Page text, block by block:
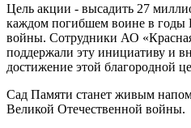
Цель акции - высадить 27
каждом погибшем воине в годы
войны. Сотрудники АО
поддержали эту инициативу и
достижение этой благородной
Сад Памяти станет живым
Великой Отечественной войны.